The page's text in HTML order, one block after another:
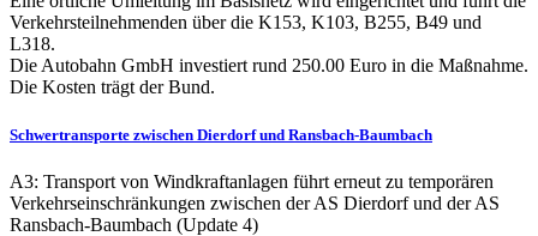
Verkehrsteilnehmenden über die K153, K103, B255, B49 und
L318.
Die Autobahn GmbH investiert rund 250.00 Euro in die Maßnahme.
Die Kosten trägt der Bund.
Schwertransporte zwischen Dierdorf und Ransbach-Baumbach
A3: Transport von Windkraftanlagen führt erneut zu temporären
Verkehrseinschränkungen zwischen der AS Dierdorf und der AS
Ransbach-Baumbach (Update 4)